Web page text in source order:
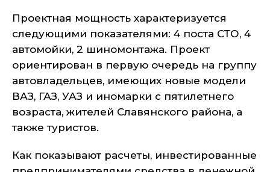
Проектная мощность характеризуется
следующими показателями: 4 поста СТО, 4
автомойки, 2 шиномонтажа. Проект
ориентирован в первую очередь на группу
автовладельцев, имеющих новые модели
ВАЗ, ГАЗ, УАЗ и иномарки с пятилетнего
возраста, жителей Славянского района, а
также туристов.
Как показывают расчеты, инвестированные